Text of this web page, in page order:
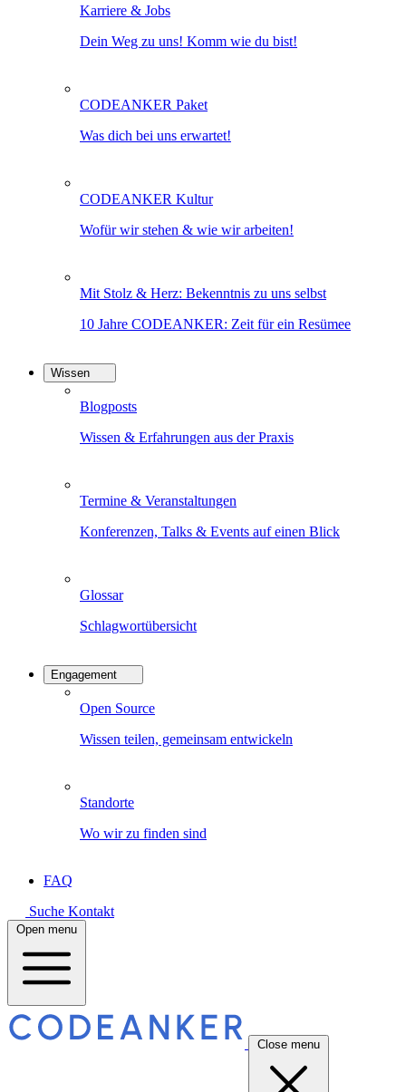
Karriere & Jobs
Dein Weg zu uns! Komm wie du bist!
CODEANKER Paket
Was dich bei uns erwartet!
CODEANKER Kultur
Wofür wir stehen & wie wir arbeiten!
Mit Stolz & Herz: Bekenntnis zu uns selbst
10 Jahre CODEANKER: Zeit für ein Resümee
Wissen
Blogposts
Wissen & Erfahrungen aus der Praxis
Termine & Veranstaltungen
Konferenzen, Talks & Events auf einen Blick
Glossar
Schlagwortübersicht
Engagement
Open Source
Wissen teilen, gemeinsam entwickeln
Standorte
Wo wir zu finden sind
FAQ
Suche Kontakt
Open menu
Close menu